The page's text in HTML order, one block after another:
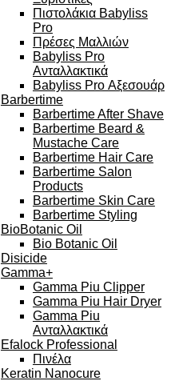
Πιστολάκια Babyliss
Pro
Πρέσες Μαλλιών
Babyliss Pro
Ανταλλακτικά
Babyliss Pro Αξεσουάρ
Barbertime
Barbertime After Shave
Barbertime Beard &
Mustache Care
Barbertime Hair Care
Barbertime Salon
Products
Barbertime Skin Care
Barbertime Styling
BioBotanic Oil
Bio Botanic Oil
Disicide
Gamma+
Gamma Piu Clipper
Gamma Piu Hair Dryer
Gamma Piu
Ανταλλακτικά
Efalock Professional
Πινέλα
Keratin Nanocure